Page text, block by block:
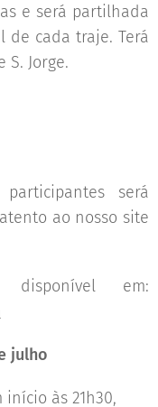
e será partilhada
de cada traje. Terá
Jorge.
será
ao nosso site
em:
julho
às 21h30,